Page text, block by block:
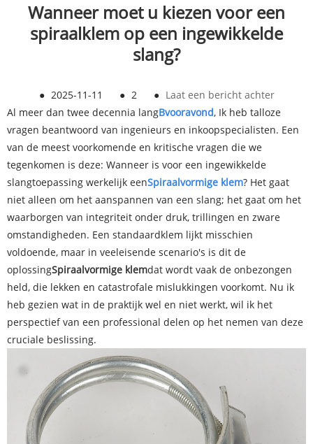
Wanneer moet u kiezen voor een
spiraalklem op een ingewikkelde
slang?
● 2025-11-11 ● 2 ● Laat een bericht achter
Al meer dan twee decennia langBvooravond, Ik heb talloze
vragen beantwoord van ingenieurs en inkoopspecialisten. Een
van de meest voorkomende en kritische vragen die we
tegenkomen is deze: Wanneer is voor een ingewikkelde
slangtoepassing werkelijk eenSpiraalvormige klem? Het gaat
niet alleen om het aanspannen van een slang; het gaat om het
waarborgen van integriteit onder druk, trillingen en zware
omstandigheden. Een standaardklem lijkt misschien
voldoende, maar in veeleisende scenario's is dit de
oplossingSpiraalvormige klemdat wordt vaak de onbezongen
held, die lekken en catastrofale mislukkingen voorkomt. Nu ik
heb gezien wat in de praktijk wel en niet werkt, wil ik het
perspectief van een professional delen op het nemen van deze
cruciale beslissing.